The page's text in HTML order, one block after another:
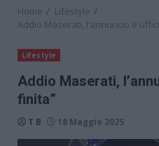
Home
Lifestyle
Addio Maserati, l’annuncio è
Lifestyle
Addio Maserati,
finita”
T B 18 Maggio 2025